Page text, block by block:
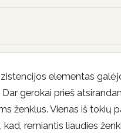
elementas
gerokai prieš
ženklus. Vienas iš tokių
remiantis liaudies